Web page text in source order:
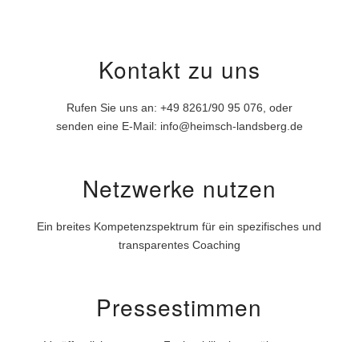
Kontakt zu uns
Rufen Sie uns an: +49 8261/90 95 076, oder
senden eine E-Mail: info@heimsch-landsberg.de
Netzwerke nutzen
Ein breites Kompetenzspektrum für ein spezifisches und
transparentes Coaching
Pressestimmen